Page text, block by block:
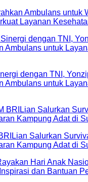
Ambulans untuk
Layanan
dengan TNI,
Ambulans untuk
Salurkan
Kampung Adat di